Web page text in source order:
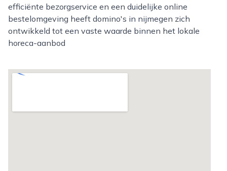
efficiënte bezorgservice en een duidelijke online
bestelomgeving heeft domino's in nijmegen zich
ontwikkeld tot een vaste waarde binnen het lokale
horeca-aanbod